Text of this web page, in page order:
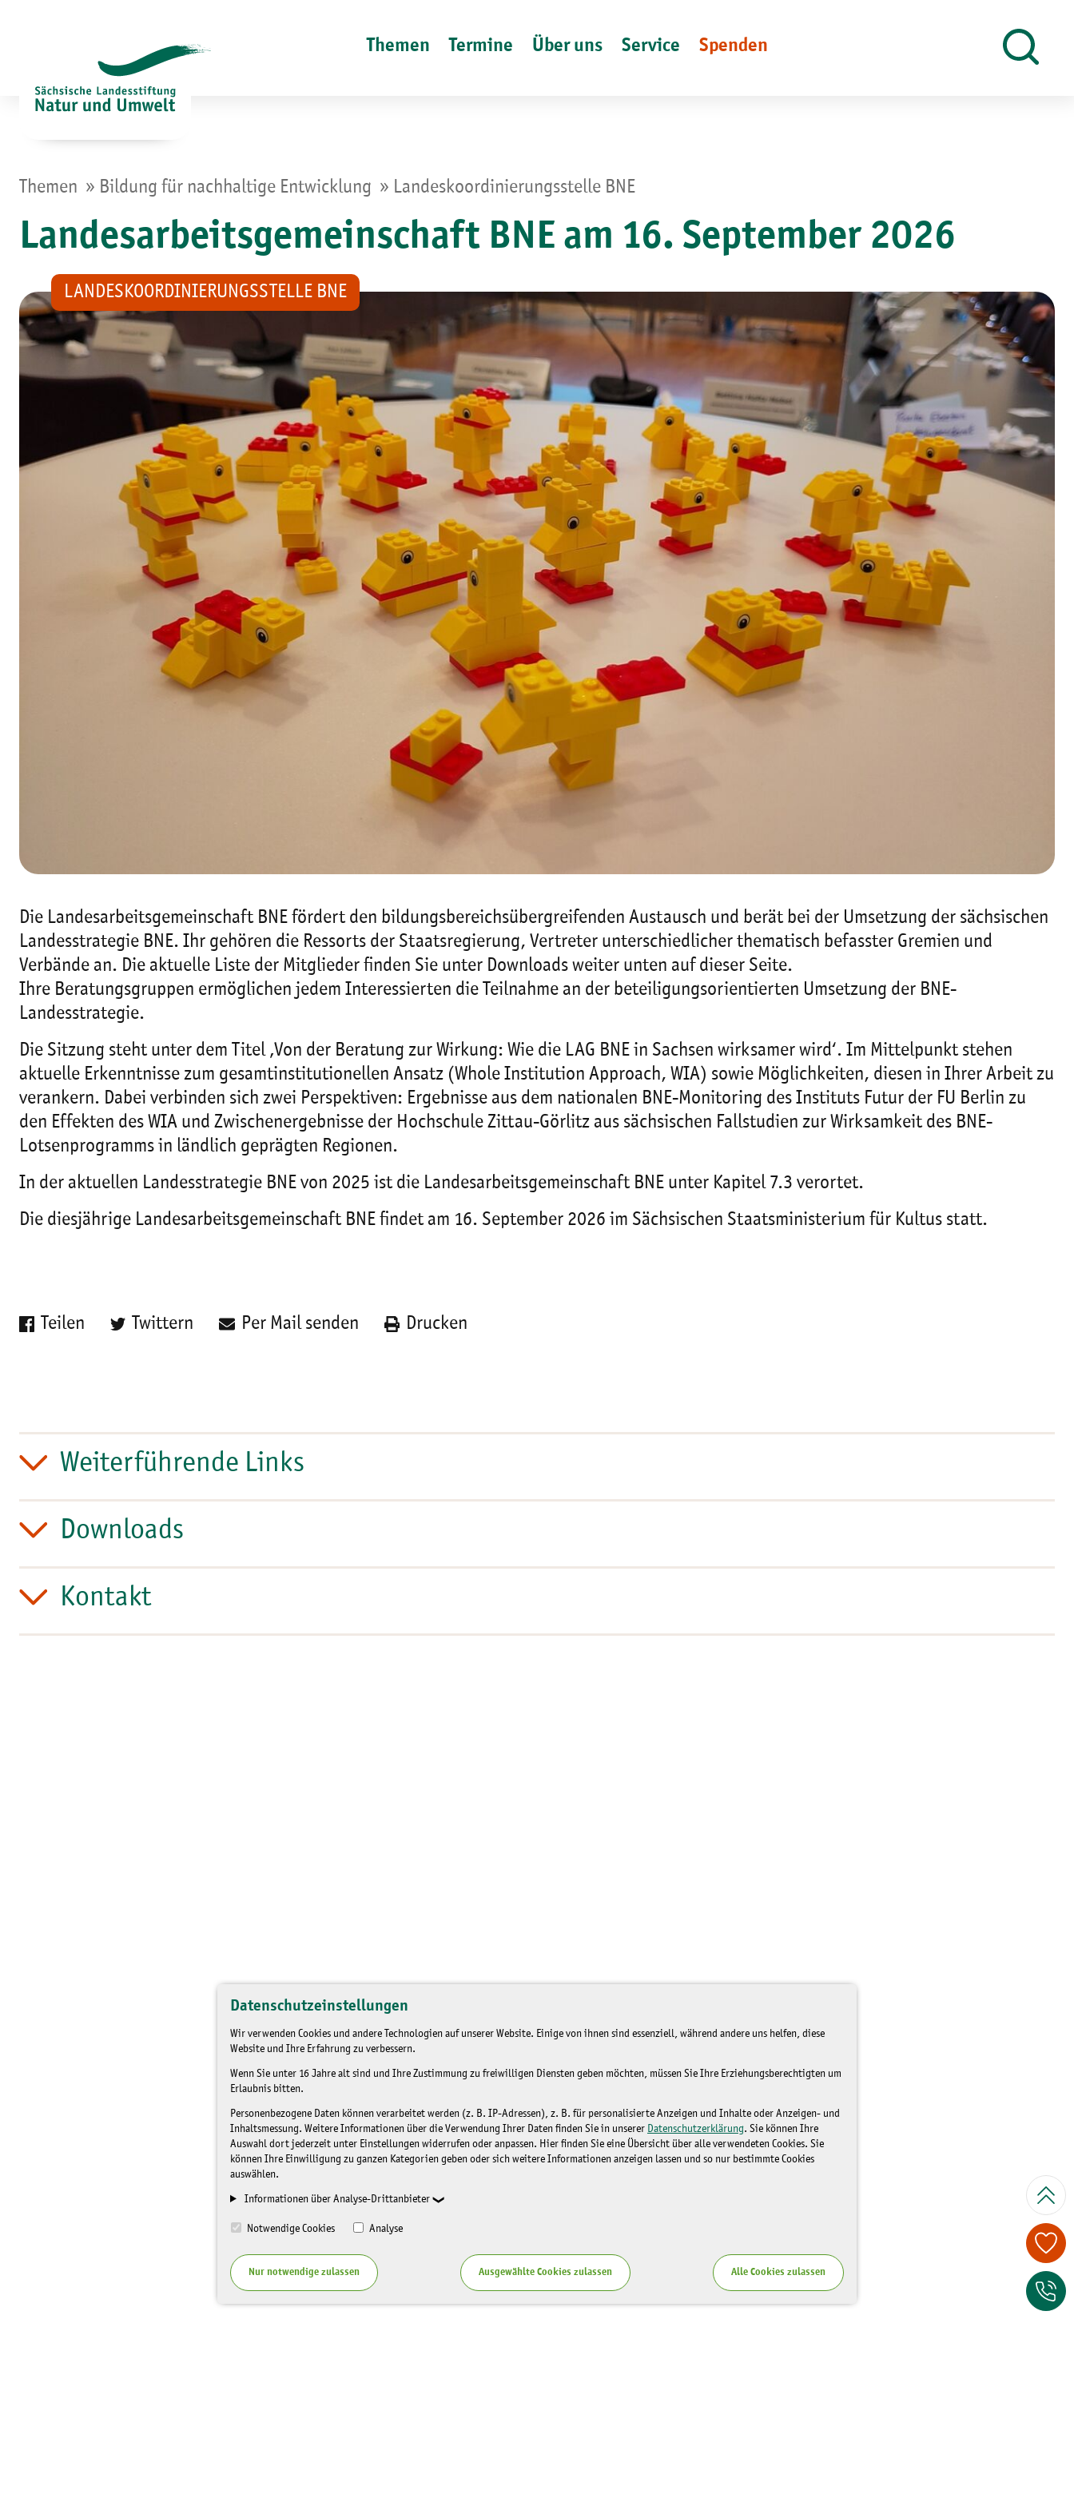
Datenschutzeinstellungen
Wir verwenden Cookies und andere Technologien auf unserer Website. Einige von ihnen sind essenziell, während andere uns helfen, diese
Website und Ihre Erfahrung zu verbessern.
Wenn Sie unter 16 Jahre alt sind und Ihre Zustimmung zu freiwilligen Diensten geben möchten, müssen Sie Ihre Erziehungsberechtigten um
Erlaubnis bitten.
Personenbezogene Daten können verarbeitet werden (z. B. IP-Adressen), z. B. für personalisierte Anzeigen und Inhalte oder Anzeigen- und
Inhaltsmessung. Weitere Informationen über die Verwendung Ihrer Daten finden Sie in unserer Datenschutzerklärung. Sie können Ihre
Auswahl dort jederzeit unter Einstellungen widerrufen oder anpassen. Hier finden Sie eine Übersicht über alle verwendeten Cookies. Sie
können Ihre Einwilligung zu ganzen Kategorien geben oder sich weitere Informationen anzeigen lassen und so nur bestimmte Cookies
auswählen.
Informationen über Analyse-Drittanbieter
Notwendige Cookies Analyse
Nur notwendige zulassen Ausgewählte Cookies zulassen Alle Cookies zulassen
Themen Termine Über uns Service Spenden
Themen » Bildung für nachhaltige Entwicklung » Landeskoordinierungsstelle BNE
Landesarbeitsgemeinschaft BNE am 16. September 2026
LANDESKOORDINIERUNGSSTELLE BNE
Die Landesarbeitsgemeinschaft BNE fördert den bildungsbereichsübergreifenden Austausch und berät bei der Umsetzung der sächsischen
Landesstrategie BNE. Ihr gehören die Ressorts der Staatsregierung, Vertreter unterschiedlicher thematisch befasster Gremien und
Verbände an. Die aktuelle Liste der Mitglieder finden Sie unter Downloads weiter unten auf dieser Seite.
Ihre Beratungsgruppen ermöglichen jedem Interessierten die Teilnahme an der beteiligungsorientierten Umsetzung der BNE-
Landesstrategie.
Die Sitzung steht unter dem Titel ‚Von der Beratung zur Wirkung: Wie die LAG BNE in Sachsen wirksamer wird‘. Im Mittelpunkt stehen
aktuelle Erkenntnisse zum gesamtinstitutionellen Ansatz (Whole Institution Approach, WIA) sowie Möglichkeiten, diesen in Ihrer Arbeit zu
verankern. Dabei verbinden sich zwei Perspektiven: Ergebnisse aus dem nationalen BNE-Monitoring des Instituts Futur der FU Berlin zu
den Effekten des WIA und Zwischenergebnisse der Hochschule Zittau-Görlitz aus sächsischen Fallstudien zur Wirksamkeit des BNE-
Lotsenprogramms in ländlich geprägten Regionen.
In der aktuellen Landesstrategie BNE von 2025 ist die Landesarbeitsgemeinschaft BNE unter Kapitel 7.3 verortet.
Die diesjährige Landesarbeitsgemeinschaft BNE findet am 16. September 2026 im Sächsischen Staatsministerium für Kultus statt.
Teilen Twittern Per Mail senden Drucken
Weiterführende Links
Downloads
Kontakt
Spenden Sie
Zum